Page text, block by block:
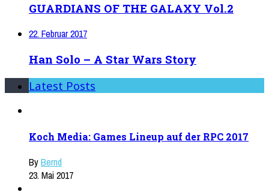
GUARDIANS OF THE GALAXY Vol.2
22. Februar 2017
Han Solo – A Star Wars Story
Latest Posts
Koch Media: Games Lineup auf der RPC 2017
ByBernd
23. Mai 2017